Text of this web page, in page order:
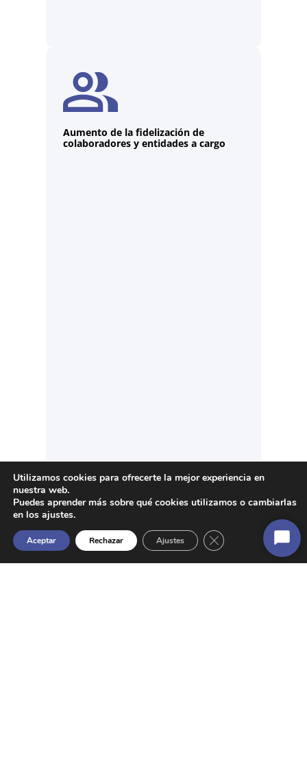
Aumento de la fidelización de
colaboradores y entidades a cargo
Utilizamos cookies para ofrecerte la mejor experiencia en
nuestra web.
Puedes aprender más sobre qué cookies utilizamos o cambiarlas
en los ajustes.
Aceptar Rechazar Ajustes Cerrar el banner de
chat